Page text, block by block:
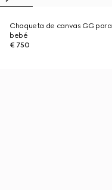
Chaqueta de canvas GG para
bebé
€ 750